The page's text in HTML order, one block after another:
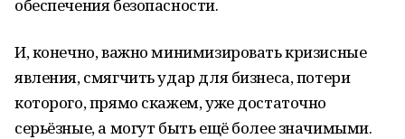
обеспечения безопасности.
И, конечно, важно минимизировать кризисные
явления, смягчить удар для бизнеса, потери
которого, прямо скажем, уже достаточно
серьёзные, а могут быть ещё более значимыми.